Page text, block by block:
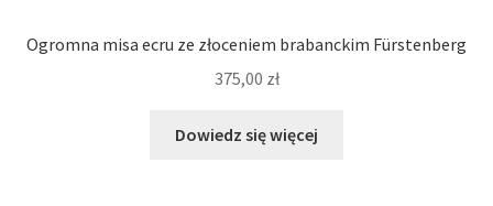
Ogromna misa ecru ze złoceniem brabanckim Fürstenberg
375,00 zł
Dowiedz się więcej